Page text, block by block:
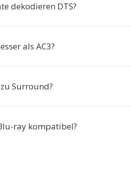
dekodieren DTS?
als AC3?
Surround?
ray kompatibel?